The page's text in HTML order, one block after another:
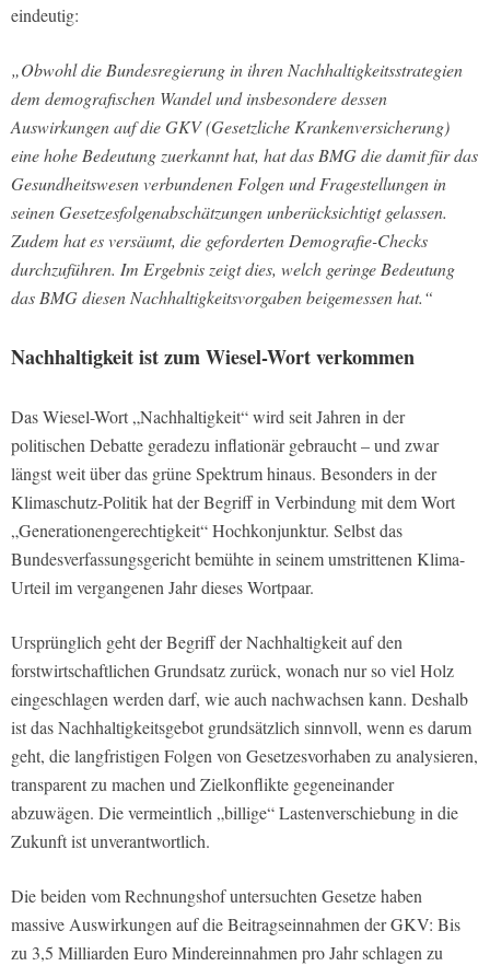
eindeutig:
„Obwohl die Bundesregierung in ihren Nachhaltigkeitsstrategien
dem demografischen Wandel und insbesondere dessen
Auswirkungen auf die GKV (Gesetzliche Krankenversicherung)
eine hohe Bedeutung zuerkannt hat, hat das BMG die damit für das
Gesundheitswesen verbundenen Folgen und Fragestellungen in
seinen Gesetzesfolgenabschätzungen unberücksichtigt gelassen.
Zudem hat es versäumt, die geforderten Demografie-Checks
durchzuführen. Im Ergebnis zeigt dies, welch geringe Bedeutung
das BMG diesen Nachhaltigkeitsvorgaben beigemessen hat.“
Nachhaltigkeit ist zum Wiesel-Wort verkommen
Das Wiesel-Wort „Nachhaltigkeit“ wird seit Jahren in der
politischen Debatte geradezu inflationär gebraucht – und zwar
längst weit über das grüne Spektrum hinaus. Besonders in der
Klimaschutz-Politik hat der Begriff in Verbindung mit dem Wort
„Generationengerechtigkeit“ Hochkonjunktur. Selbst das
Bundesverfassungsgericht bemühte in seinem umstrittenen Klima-
Urteil im vergangenen Jahr dieses Wortpaar.
Ursprünglich geht der Begriff der Nachhaltigkeit auf den
forstwirtschaftlichen Grundsatz zurück, wonach nur so viel Holz
eingeschlagen werden darf, wie auch nachwachsen kann. Deshalb
ist das Nachhaltigkeitsgebot grundsätzlich sinnvoll, wenn es darum
geht, die langfristigen Folgen von Gesetzesvorhaben zu analysieren,
transparent zu machen und Zielkonflikte gegeneinander
abzuwägen. Die vermeintlich „billige“ Lastenverschiebung in die
Zukunft ist unverantwortlich.
Die beiden vom Rechnungshof untersuchten Gesetze haben
massive Auswirkungen auf die Beitragseinnahmen der GKV: Bis
zu 3,5 Milliarden Euro Mindereinnahmen pro Jahr schlagen zu